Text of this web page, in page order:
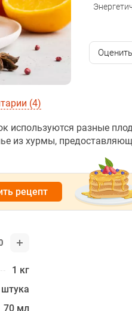
Оценить
(4)
используются разные
из хурмы,
рецепт
1 кг
штука
70 мл